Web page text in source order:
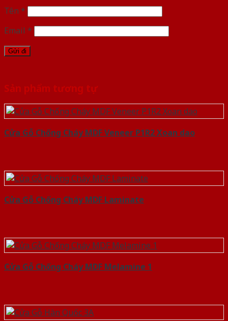
Tên *
Email *
Sản phẩm tương tự
Cửa Gỗ Chống Cháy MDF Veneer P1R2 Xoan dao
Cửa Gỗ Chống Cháy MDF Laminate
Cửa Gỗ Chống Cháy MDF Melamine 1